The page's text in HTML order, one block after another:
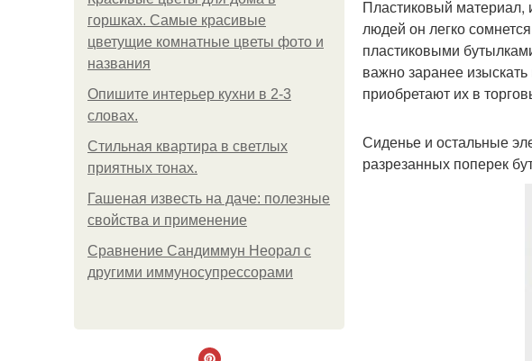
горшках. Самые красивые
цветущие комнатные цветы фото и
названия
Опишите интерьер кухни в 2-3
словах.
Стильная квартира в светлых
приятных тонах.
Гашеная известь на даче: полезные
свойства и применение
Сравнение Сандиммун Неорал с
другими иммуносупрессорами
Пластиковый материал,
людей он легко
пластиковыми
важно заранее
приобретают их в
Сиденье и остальные
разрезанных поперек